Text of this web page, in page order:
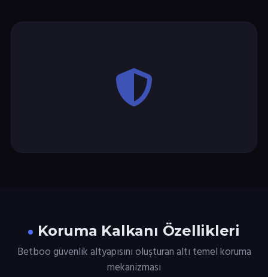
Koruma Kalkanı Özellikleri
Betboo güvenlik altyapısını oluşturan altı temel koruma
mekanizması